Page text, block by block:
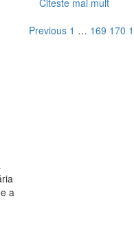
about
a
Paginație
Previous 1 … 169 170